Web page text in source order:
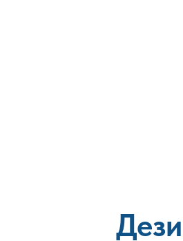
Многолетний опыт
Гарантия